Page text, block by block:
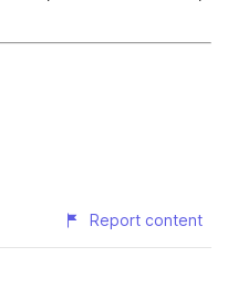
Report content